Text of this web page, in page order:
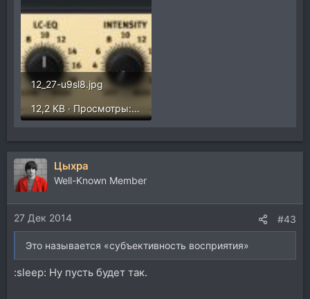
12_27-u9sl8.jpg
12,2 KB · Просмотры: 185
Цыхра
Well-Known Member
27 Дек 2014 #43
Это называется «субъективность восприятия»
:sleep: Ну пусть будет так.